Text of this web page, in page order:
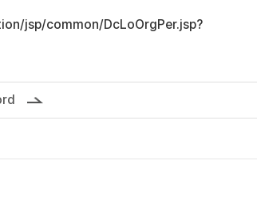
jsp/common/DcLoOrgPer.jsp?